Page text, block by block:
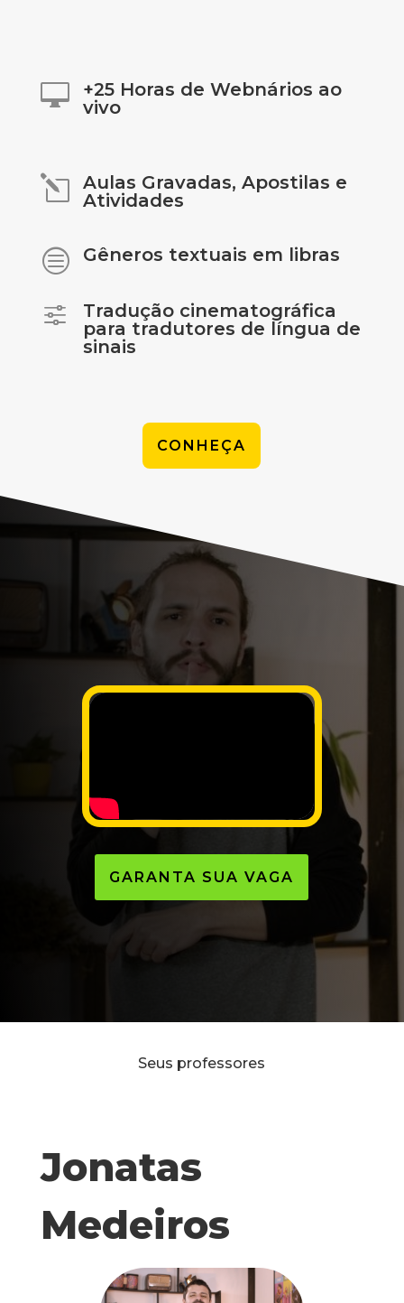

+25 Horas de Webnários ao
vivo
l
Aulas Gravadas, Apostilas e
Atividades
c Gêneros textuais em libras
f
Tradução cinematográfica
para tradutores de língua de
sinais
CONHEÇA
GARANTA SUA VAGA
Seus professores
Jonatas
Medeiros